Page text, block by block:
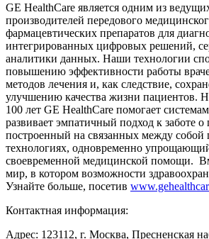
GE HealthCare является одним из
производителей передового
фармацевтических препаратов для
интегрированных цифровых решений,
аналитики данных. Наши технологии
повышению эффективности работы
методов лечения и, как следствие,
улучшению качества жизни пациентов.
100 лет GE HealthCare помогает
развивает эмпатичный подход к заботе о
построенный на связанных между собой
технологиях, одновременно
своевременной медицинской помощи.
мир, в котором возможности
Узнайте больше, посетив
Контактная информация:
Адрес: 123112, г. Москва, Пресненская